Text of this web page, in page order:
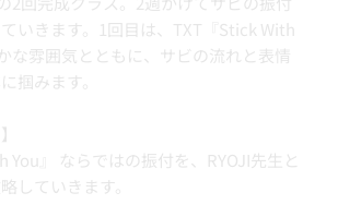
いきます。1回目は、TXT『Stick With
な雰囲気とともに、サビの流れと表情
掴みます。
You』 ならではの振付を、RYOJI先生と
していきます。